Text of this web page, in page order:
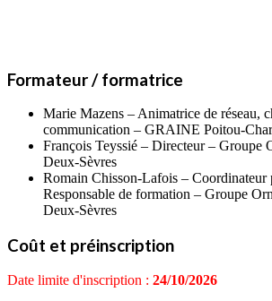
Formateur / formatrice
Marie Mazens – Animatrice de réseau,
communication – GRAINE Poitou-
François Teyssié – Directeur – Groupe
Deux-Sèvres
Romain Chisson-Lafois – Coordinateur
Responsable de formation – Groupe
Deux-Sèvres
Coût et préinscription
Date limite d'inscription : 24/10/2026